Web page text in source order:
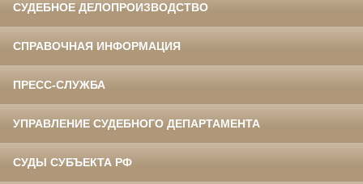
СУДЕБНОЕ ДЕЛОПРОИЗВОДСТВО
СПРАВОЧНАЯ ИНФОРМАЦИЯ
ПРЕСС-СЛУЖБА
УПРАВЛЕНИЕ СУДЕБНОГО ДЕПАРТАМЕНТА
СУДЫ СУБЪЕКТА РФ